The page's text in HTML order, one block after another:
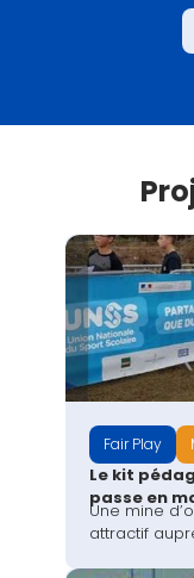
Fair Play
Le kit
passe en
Une mine
attractif